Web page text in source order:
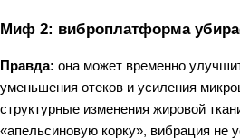
Миф 2: виброплатформа
Правда: она может временно
уменьшения отеков и усиления
структурные изменения жировой
«апельсиновую корку», вибрация не